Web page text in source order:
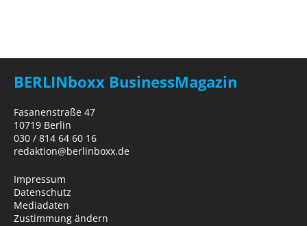
BERLINboxx BusinessMagazin
Fasanenstraße 47
10719 Berlin
030 / 814 64 60 16
redaktion@berlinboxx.de
Impressum
Datenschutz
Mediadaten
Zustimmung ändern